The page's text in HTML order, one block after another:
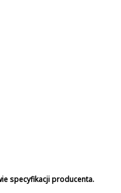
specyfikacji producenta.